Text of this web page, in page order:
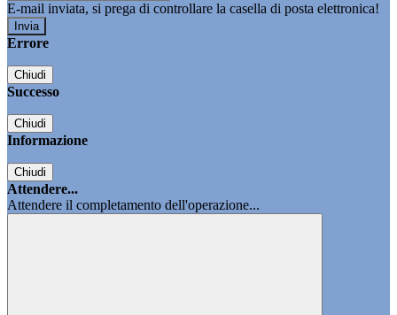
E-mail inviata, si prega di controllare la casella di posta elettronica!
Errore
Chiudi
Successo
Chiudi
Informazione
Chiudi
Attendere...
Attendere il completamento dell'operazione...